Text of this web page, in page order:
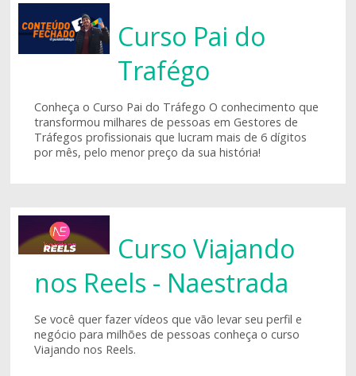
Curso Pai do
Trafégo
Conheça o Curso Pai do Tráfego O conhecimento que
transformou milhares de pessoas em Gestores de
Tráfegos profissionais que lucram mais de 6 dígitos
por mês, pelo menor preço da sua história!
Curso Viajando
nos Reels - Naestrada
Se você quer fazer vídeos que vão levar seu perfil e
negócio para milhões de pessoas conheça o curso
Viajando nos Reels.